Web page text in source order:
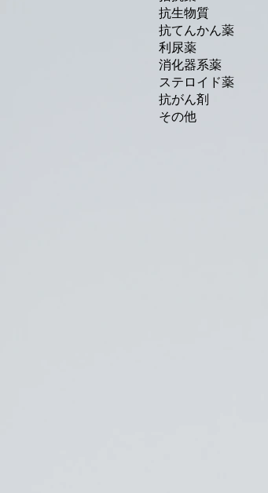
抗生物質
抗てんかん薬
利尿薬
消化器系薬
ステロイド薬
抗がん剤
その他